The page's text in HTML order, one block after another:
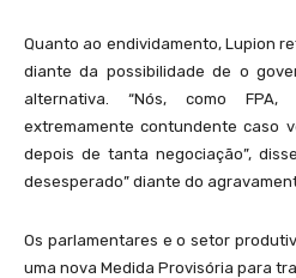
Quanto ao endividamento, Lupion
diante da possibilidade de o
alternativa. “Nós, como FPA,
extremamente contundente caso
depois de tanta negociação”,
desesperado” diante do
Os parlamentares e o setor
uma nova Medida Provisória para